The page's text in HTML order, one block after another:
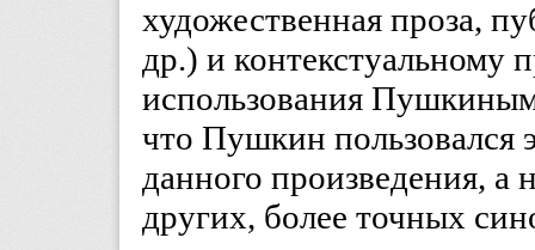
художественная проза,
др.) и контекстуальному
использования
что Пушкин пользовался
данного произведения, а
других, более точных